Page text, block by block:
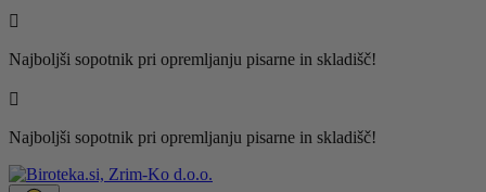

Najboljši sopotnik pri opremljanju pisarne in skladišč!

Najboljši sopotnik pri opremljanju pisarne in skladišč!